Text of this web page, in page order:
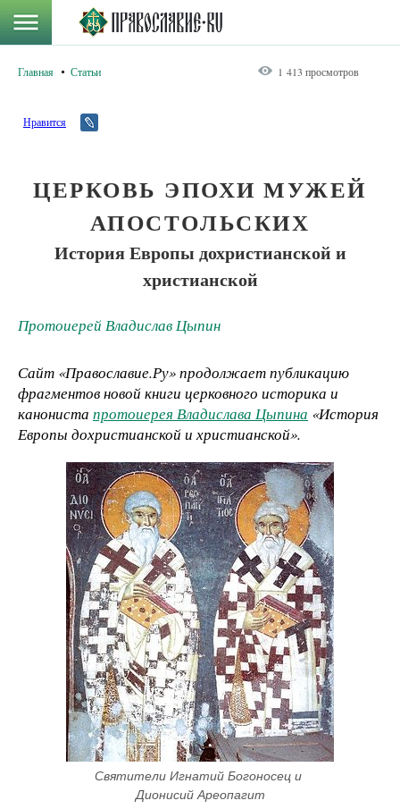
Главная Статьи 1 413 просмотров
Нравится
ЦЕРКОВЬ ЭПОХИ МУЖЕЙ
АПОСТОЛЬСКИХ
История Европы дохристианской и
христианской
Протоиерей Владислав Цыпин
Сайт «Православие.Ру» продолжает публикацию
фрагментов новой книги церковного историка и
канониста протоиерея Владислава Цыпина «История
Европы дохристианской и христианской».
Святители Игнатий Богоносец и
Дионисий Ареопагит